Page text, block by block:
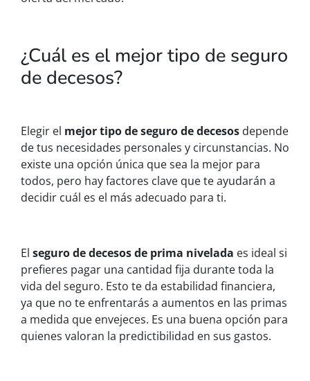
¿Cuál es el mejor tipo de seguro
de decesos?
Elegir el mejor tipo de seguro de decesos depende
de tus necesidades personales y circunstancias. No
existe una opción única que sea la mejor para
todos, pero hay factores clave que te ayudarán a
decidir cuál es el más adecuado para ti.
El seguro de decesos de prima nivelada es ideal si
prefieres pagar una cantidad fija durante toda la
vida del seguro. Esto te da estabilidad financiera,
ya que no te enfrentarás a aumentos en las primas
a medida que envejeces. Es una buena opción para
quienes valoran la predictibilidad en sus gastos.